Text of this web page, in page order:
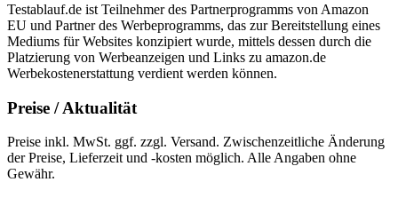
Testablauf.de ist Teilnehmer des Partnerprogramms von Amazon
EU und Partner des Werbeprogramms, das zur Bereitstellung eines
Mediums für Websites konzipiert wurde, mittels dessen durch die
Platzierung von Werbeanzeigen und Links zu amazon.de
Werbekostenerstattung verdient werden können.
Preise / Aktualität
Preise inkl. MwSt. ggf. zzgl. Versand. Zwischenzeitliche Änderung
der Preise, Lieferzeit und -kosten möglich. Alle Angaben ohne
Gewähr.